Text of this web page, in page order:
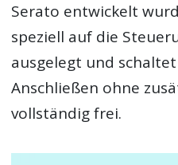
Serato entwickelt
speziell auf die
ausgelegt und
Anschließen ohne
vollständig frei.